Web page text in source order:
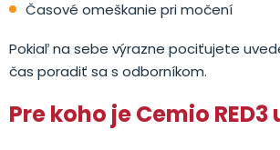
Časové omeškanie pri močení
Pokiaľ na sebe výrazne pociťujete
čas poradiť sa s odborníkom.
Pre koho je Cemio